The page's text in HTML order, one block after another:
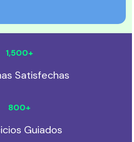
Satisfechas
1,500+
Guiados
800+